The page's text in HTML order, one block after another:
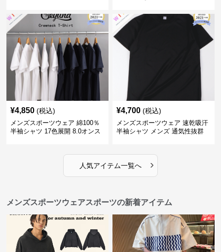
¥4,850 (税込)
メンズスポーツウェア 綿100％
半袖シャツ 17色展開 8.0オンス
¥4,700 (税込)
メンズスポーツウェア 速乾吸汗
半袖シャツ メンズ 通気性抜群
人気アイテム一覧へ ›
メンズスポーツウェアスポーツの新着アイテム